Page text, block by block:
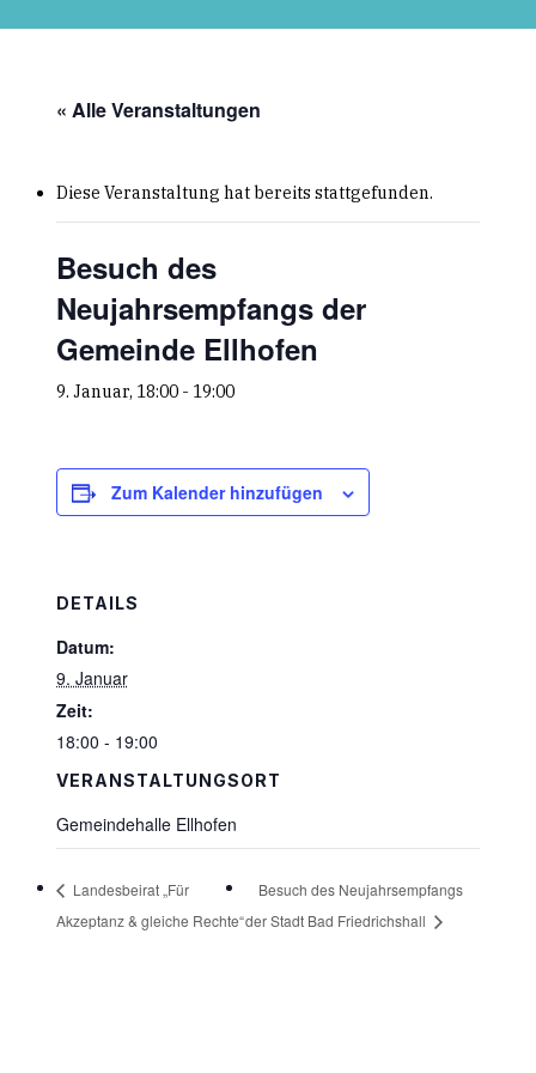
« Alle Veranstaltungen
Diese Veranstaltung hat bereits stattgefunden.
Besuch des
Neujahrsempfangs der
Gemeinde Ellhofen
9. Januar, 18:00- 19:00
Zum Kalender hinzufügen
DETAILS
Datum:
9. Januar
Zeit:
18:00 - 19:00
VERANSTALTUNGSORT
Gemeindehalle Ellhofen
Landesbeirat „Für
Akzeptanz & gleiche Rechte“
Besuch des Neujahrsempfangs
der Stadt Bad Friedrichshall